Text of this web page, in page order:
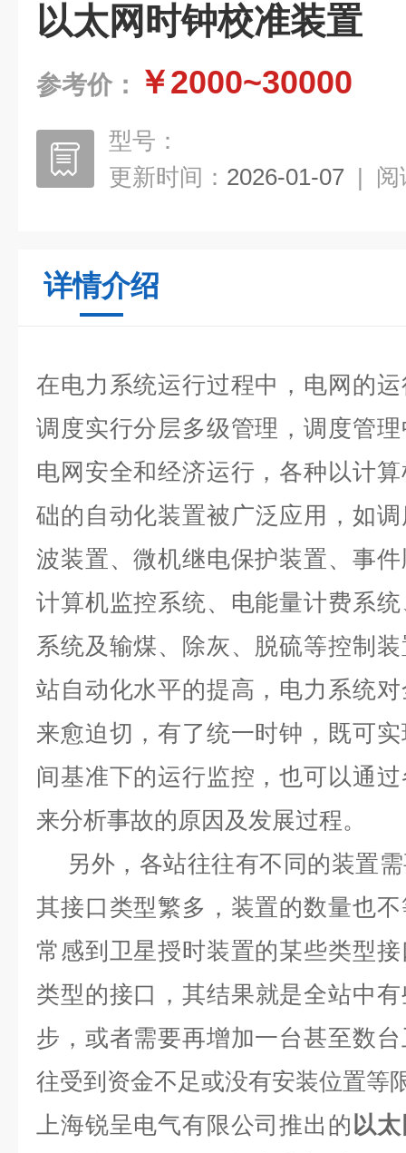
以太网时钟校准装置
参考价： ￥2000~30000
型号：
更新时间： 2026-01-07 | 阅
详情介绍
在电力系统运行过程中，电网的
调度实行分层多级管理，调度管
电网安全和经济运行，各种以计
础的自动化装置被广泛应用，如
波装置、微机继电保护装置、事
计算机监控系统、电能量计费系
系统及输煤、除灰、脱硫等控制
站自动化水平的提高，电力系统
来愈迫切，有了统一时钟，既可
间基准下的运行监控，也可以通
来分析事故的原因及发展过程。
另外，各站往往有不同的装置
其接口类型繁多，装置的数量也
常感到卫星授时装置的某些类型
类型的接口，其结果就是全站中
步，或者需要再增加一台甚至数
往受到资金不足或没有安装位置等
上海锐呈电气有限公司推出的以